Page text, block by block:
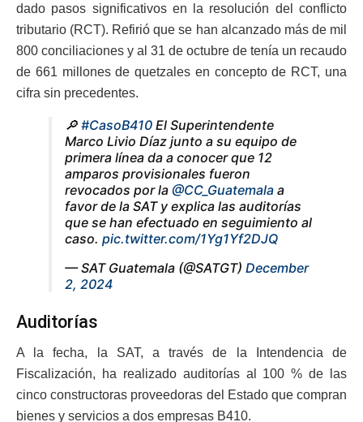
dado pasos significativos en la resolución del conflicto
tributario (RCT). Refirió que se han alcanzado más de mil
800 conciliaciones y al 31 de octubre de tenía un recaudo
de 661 millones de quetzales en concepto de RCT, una
cifra sin precedentes.
🔎#CasoB410 El Superintendente
Marco Livio Díaz junto a su equipo de
primera línea da a conocer que 12
amparos provisionales fueron
revocados por la @CC_Guatemala a
favor de la SAT y explica las auditorías
que se han efectuado en seguimiento al
caso. pic.twitter.com/1Yg1Yf2DJQ
— SAT Guatemala (@SATGT) December
2, 2024
Auditorías
A la fecha, la SAT, a través de la Intendencia de
Fiscalización, ha realizado auditorías al 100 % de las
cinco constructoras proveedoras del Estado que compran
bienes y servicios a dos empresas B410.